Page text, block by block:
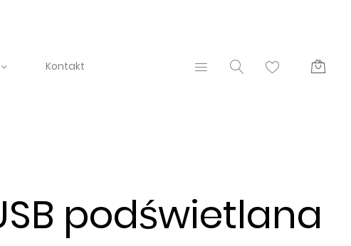
Kontakt
podświetlana